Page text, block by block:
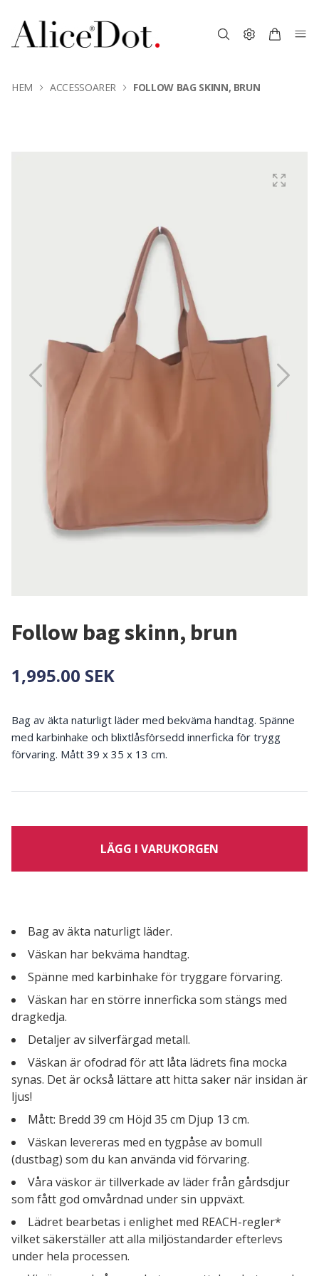
HEM ACCESSOARER FOLLOW BAG SKINN, BRUN
Follow bag skinn, brun
1,995.00 SEK
Bag av äkta naturligt läder med bekväma handtag. Spänne
med karbinhake och blixtlåsförsedd innerficka för trygg
förvaring. Mått 39 x 35 x 13 cm.
LÄGG I VARUKORGEN
Bag av äkta naturligt läder.
Väskan har bekväma handtag.
Spänne med karbinhake för tryggare förvaring.
Väskan har en större innerficka som stängs med
dragkedja.
Detaljer av silverfärgad metall.
Väskan är ofodrad för att låta lädrets fina mocka
synas. Det är också lättare att hitta saker när insidan är
ljus!
Mått: Bredd 39 cm Höjd 35 cm Djup 13 cm.
Väskan levereras med en tygpåse av bomull
(dustbag) som du kan använda vid förvaring.
Våra väskor är tillverkade av läder från gårdsdjur
som fått god omvårdnad under sin uppväxt.
Lädret bearbetas i enlighet med REACH-regler*
vilket säkerställer att alla miljöstandarder efterlevs
under hela processen.